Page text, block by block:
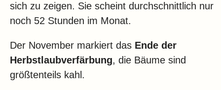
sich zu zeigen. Sie scheint durchschnittlich nur
noch 52 Stunden im Monat.
Der November markiert das Ende der
Herbstlaubverfärbung, die Bäume sind
größtenteils kahl.